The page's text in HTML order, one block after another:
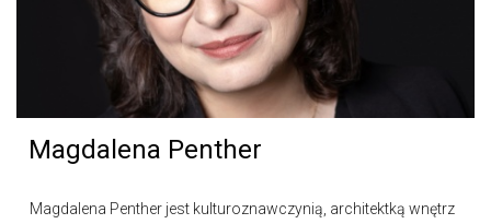
Magdalena Penther
Magdalena Penther jest kulturoznawczynią, architektką wnętrz